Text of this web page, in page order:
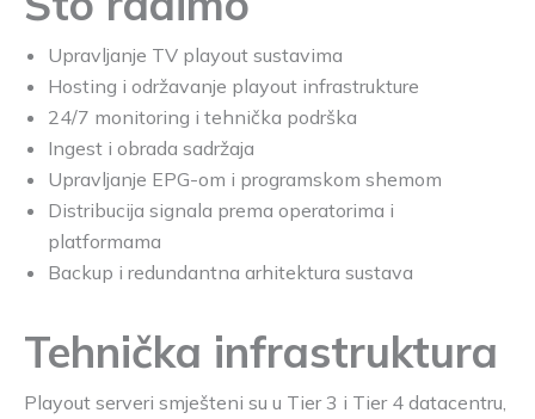
Upravljanje TV playout sustavima
Hosting i održavanje playout infrastrukture
24/7 monitoring i tehnička podrška
Ingest i obrada sadržaja
Upravljanje EPG-om i programskom shemom
Distribucija signala prema operatorima i
platformama
Backup i redundantna arhitektura sustava
Tehnička infrastruktura
Playout serveri smješteni su u Tier 3 i Tier 4 datacentru,